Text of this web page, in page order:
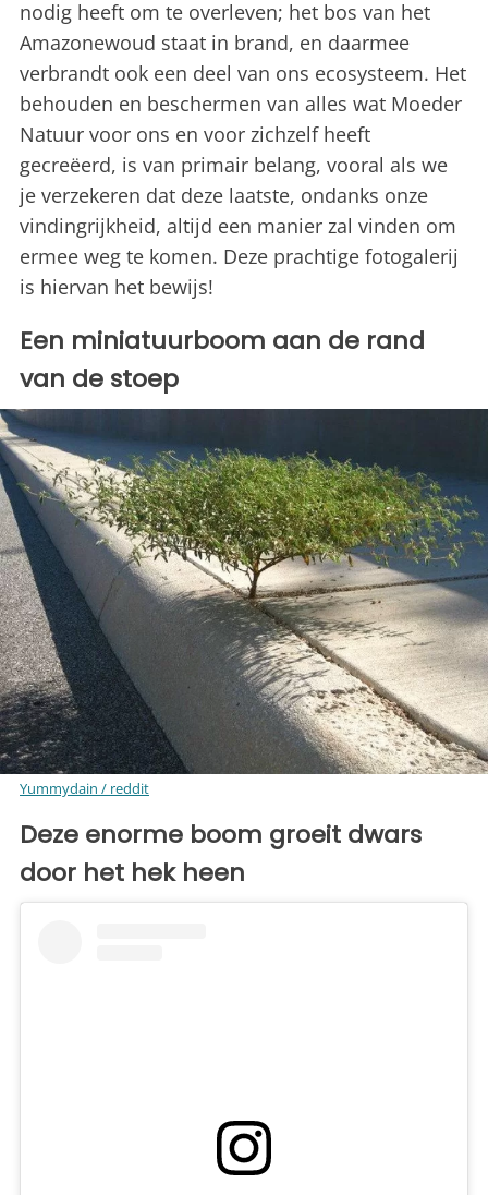
nodig heeft om te overleven; het bos van het
Amazonewoud staat in brand, en daarmee
verbrandt ook een deel van ons ecosysteem. Het
behouden en beschermen van alles wat Moeder
Natuur voor ons en voor zichzelf heeft
gecreëerd, is van primair belang, vooral als we
je verzekeren dat deze laatste, ondanks onze
vindingrijkheid, altijd een manier zal vinden om
ermee weg te komen. Deze prachtige fotogalerij
is hiervan het bewijs!
Een miniatuurboom aan de rand
van de stoep
Yummydain / reddit
Deze enorme boom groeit dwars
door het hek heen